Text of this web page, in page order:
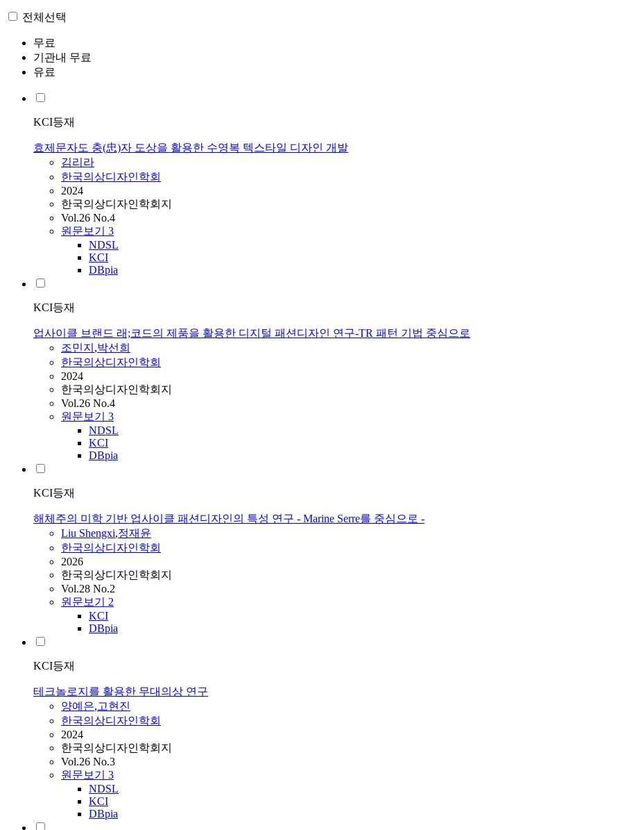
전체선택
무료
기관내 무료
유료
KCI등재
효제문자도 충(忠)자 도상을 활용한 수영복 텍스타일 디자인 개발
김리라
한국의상디자인학회
2024
한국의상디자인학회지
Vol.26 No.4
원문보기 3
NDSL
KCI
DBpia
KCI등재
업사이클 브랜드 래;코드의 제품을 활용한 디지털 패션디자인 연구-TR 패턴 기법 중심으로
조민지 ,박선희
한국의상디자인학회
2024
한국의상디자인학회지
Vol.26 No.4
원문보기 3
NDSL
KCI
DBpia
KCI등재
해체주의 미학 기반 업사이클 패션디자인의 특성 연구 - Marine Serre를 중심으로 -
Liu Shengxi,정재윤
한국의상디자인학회
2026
한국의상디자인학회지
Vol.28 No.2
원문보기 2
KCI
DBpia
KCI등재
테크놀로지를 활용한 무대의상 연구
양예은,고현진
한국의상디자인학회
2024
한국의상디자인학회지
Vol.26 No.3
원문보기 3
NDSL
KCI
DBpia